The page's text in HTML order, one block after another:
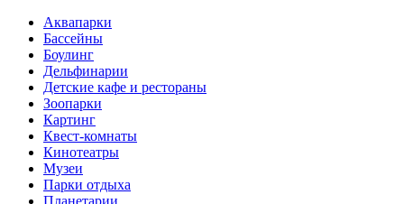
Аквапарки
Бассейны
Боулинг
Дельфинарии
Детские кафе и рестораны
Зоопарки
Картинг
Квест-комнаты
Кинотеатры
Музеи
Парки отдыха
Планетарии